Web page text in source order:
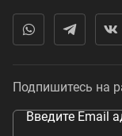
Подпишитесь на
Введите Email